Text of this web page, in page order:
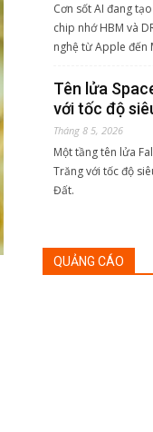
Cơn sốt AI đang
chip nhớ HBM và
nghệ từ Apple đến
Tên lửa
với tốc độ
Tháng 8 5, 2026
Một tầng tên lửa
Trăng với tốc độ
Đất.
QUẢNG CÁO